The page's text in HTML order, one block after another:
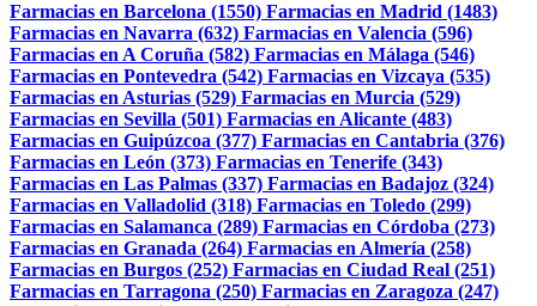
Farmacias en Barcelona (1550) Farmacias en Madrid (1483)
Farmacias en Navarra (632) Farmacias en Valencia (596)
Farmacias en A Coruña (582) Farmacias en Málaga (546)
Farmacias en Pontevedra (542) Farmacias en Vizcaya (535)
Farmacias en Asturias (529) Farmacias en Murcia (529)
Farmacias en Sevilla (501) Farmacias en Alicante (483)
Farmacias en Guipúzcoa (377) Farmacias en Cantabria (376)
Farmacias en León (373) Farmacias en Tenerife (343)
Farmacias en Las Palmas (337) Farmacias en Badajoz (324)
Farmacias en Valladolid (318) Farmacias en Toledo (299)
Farmacias en Salamanca (289) Farmacias en Córdoba (273)
Farmacias en Granada (264) Farmacias en Almería (258)
Farmacias en Burgos (252) Farmacias en Ciudad Real (251)
Farmacias en Tarragona (250) Farmacias en Zaragoza (247)